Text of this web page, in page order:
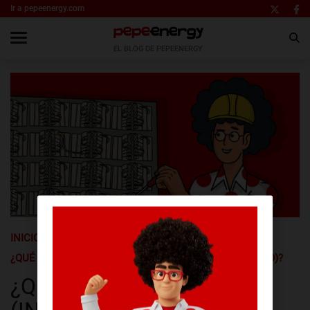
Ir a pepeenergy.com
INICIO
¿QUÉ ES EL IGA (INTERRUPTOR GENERAL AUTOMÁTICO)?
¿QUÉ ES EL IGA